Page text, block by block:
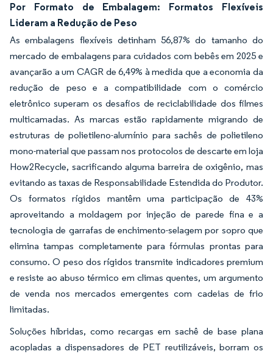
Por Formato de Embalagem: Formatos Flexíveis
Lideram a Redução de Peso
As embalagens flexíveis detinham 56,87% do tamanho do
mercado de embalagens para cuidados com bebês em 2025 e
avançarão a um CAGR de 6,49% à medida que a economia da
redução de peso e a compatibilidade com o comércio
eletrônico superam os desafios de reciclabilidade dos filmes
multicamadas. As marcas estão rapidamente migrando de
estruturas de polietileno-alumínio para sachês de polietileno
mono-material que passam nos protocolos de descarte em loja
How2Recycle, sacrificando alguma barreira de oxigênio, mas
evitando as taxas de Responsabilidade Estendida do Produtor.
Os formatos rígidos mantêm uma participação de 43%
aproveitando a moldagem por injeção de parede fina e a
tecnologia de garrafas de enchimento-selagem por sopro que
elimina tampas completamente para fórmulas prontas para
consumo. O peso dos rígidos transmite indicadores premium
e resiste ao abuso térmico em climas quentes, um argumento
de venda nos mercados emergentes com cadeias de frio
limitadas.
Soluções híbridas, como recargas em sachê de base plana
acopladas a dispensadores de PET reutilizáveis, borram os